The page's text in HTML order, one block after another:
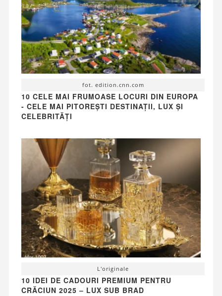
fot. edition.cnn.com
10 CELE MAI FRUMOASE LOCURI DIN EUROPA
- CELE MAI PITOREȘTI DESTINAȚII, LUX ȘI
CELEBRITĂȚI
L'originale
10 IDEI DE CADOURI PREMIUM PENTRU
CRĂCIUN 2025 – LUX SUB BRAD